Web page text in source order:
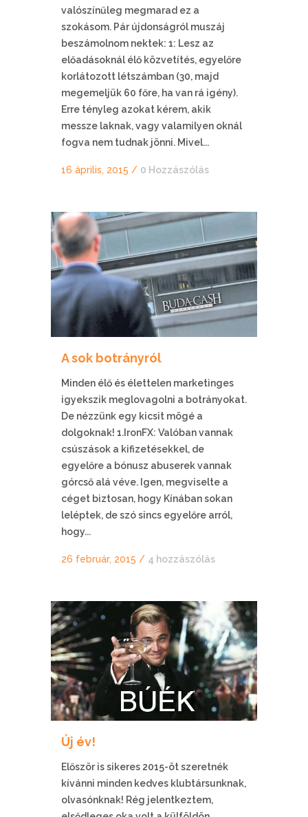
valószínűleg megmarad ez a
szokásom. Pár újdonságról muszáj
beszámolnom nektek: 1: Lesz az
előadásoknál élő közvetítés, egyelőre
korlátozott létszámban (30, majd
megemeljük 60 főre, ha van rá igény).
Erre tényleg azokat kérem, akik
messze laknak, vagy valamilyen oknál
fogva nem tudnak jönni. Mivel...
16 április, 2015 / 0 Hozzászólás
A sok botrányról
Minden élő és élettelen marketinges
igyekszik meglovagolni a botrányokat.
De nézzünk egy kicsit mögé a
dolgoknak! 1.IronFX: Valóban vannak
csúszások a kifizetésekkel, de
egyelőre a bónusz abuserek vannak
górcső alá véve. Igen, megviselte a
céget biztosan, hogy Kínában sokan
leléptek, de szó sincs egyelőre arról,
hogy...
26 február, 2015 / 4 hozzászólás
Új év!
Először is sikeres 2015-öt szeretnék
kívánni minden kedves klubtársunknak,
olvasónknak! Rég jelentkeztem,